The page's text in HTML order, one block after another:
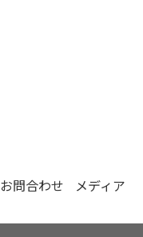
お問合わせ メディア